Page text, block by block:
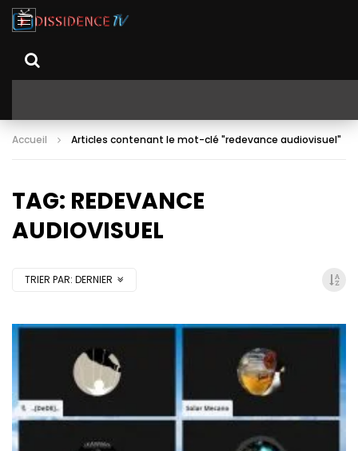
Accueil Articles contenant le mot-clé "redevance audiovisuel"
TAG: REDEVANCE
AUDIOVISUEL
TRIER PAR: DERNIER